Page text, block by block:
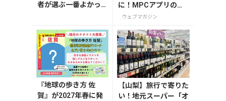
者が選ぶ一番よかっ
に！MPCアプリの登
録方法や使い方を解説
ウェブマガジン
『地球の歩き方 佐
賀』が2027年春に発
【山梨】旅行で寄りた
い！地元スーパー「オ